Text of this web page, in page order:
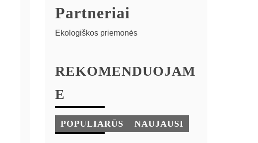
Partneriai
Ekologiškos priemonės
REKOMENDUOJAM
E
POPULIARŪS NAUJAUSI